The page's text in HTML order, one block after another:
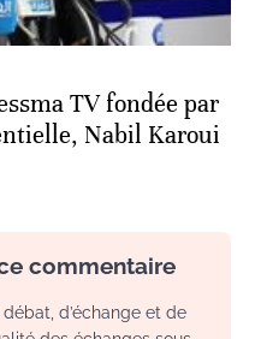
TV fondée par
Nabil Karoui
commentaire
d’échange et de